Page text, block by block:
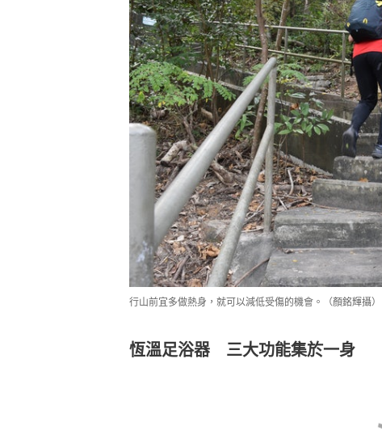
行山前宜多做熱身，就可以減低受傷的機會。（顏銘輝攝）
恆溫足浴器 三大功能集於一身